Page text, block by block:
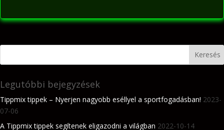
Legutóbbi bejegyzések
Tippmix tippek – Nyerjen nagyobb eséllyel a sportfogadásban! 2023-
07-06
A Tippmix tippek segítenek eligazodni a világban 2022-10-14